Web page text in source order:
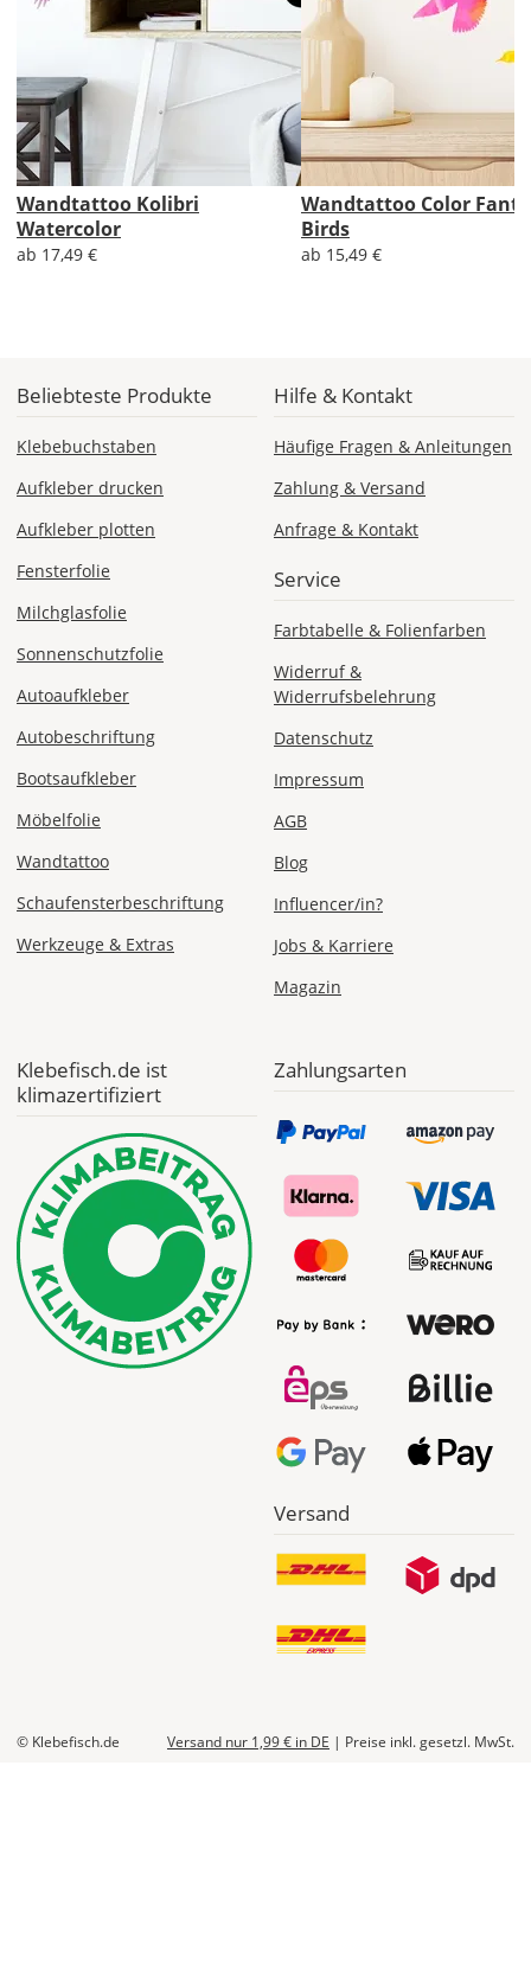
Produktionsaufschlag
ab 5,99 EUR*
Versandkosten 1,99
Express
Deutschland
Di., 11.08. -
EUR
*
Abhängig
Bestellwert:
genauen
Produktionskosten
Dir
Checkout
angezeigt.
Wandtattoo Kolibri
Watercolor
ab 17,49 €
Wandtattoo Color
Birds
ab 15,49 €
Beliebteste Produkte
Klebebuchstaben
Aufkleber drucken
Aufkleber plotten
Fensterfolie
Milchglasfolie
Sonnenschutzfolie
Autoaufkleber
Autobeschriftung
Bootsaufkleber
Möbelfolie
Wandtattoo
Schaufensterbeschriftung
Werkzeuge & Extras
Hilfe & Kontakt
Häufige Fragen & Anleitungen
Zahlung & Versand
Anfrage & Kontakt
Service
Farbtabelle & Folienfarben
Widerruf &
Widerrufsbelehrung
Datenschutz
Impressum
AGB
Blog
Influencer/in?
Jobs & Karriere
Magazin
Klebefisch.de ist
klimazertifiziert
Zahlungsarten
Versand
© Klebefisch.de Versand nur 1,99 € in DE | Preise inkl. gesetzl. MwSt.